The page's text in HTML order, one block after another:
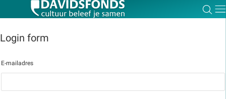
Login form
E-mailadres
Zoek: